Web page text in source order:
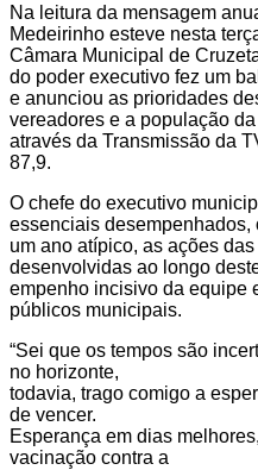
Na leitura da mensagem
Medeirinho esteve nesta
Câmara Municipal de
do poder executivo fez um
e anunciou as prioridades
vereadores e a população
através da Transmissão da
87,9.
O chefe do executivo
essenciais
um ano atípico, as ações
desenvolvidas ao longo
empenho incisivo da equipe
públicos municipais.
“Sei que os tempos são
no horizonte,
todavia, trago comigo a
de vencer.
Esperança em dias
vacinação contra a